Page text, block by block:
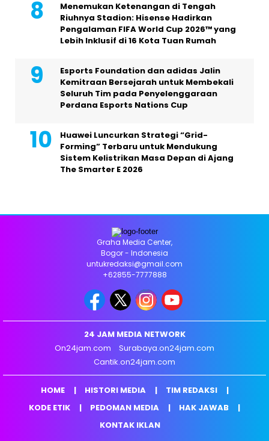
Menemukan Ketenangan di Tengah
Riuhnya Stadion: Hisense Hadirkan
Pengalaman FIFA World Cup 2026™ yang
Lebih Inklusif di 16 Kota Tuan Rumah
Esports Foundation dan adidas Jalin
Kemitraan Bersejarah untuk Membekali
Seluruh Tim pada Penyelenggaraan
Perdana Esports Nations Cup
Huawei Luncurkan Strategi “Grid-
Forming” Terbaru untuk Mendukung
Sistem Kelistrikan Masa Depan di Ajang
The Smarter E 2026
Graha Media Center,
Bogor - Indonesia
untukredaksi@gmail.com
+62855-7777888
24 JAM MEDIA NETWORK
On24jam.com
Surabaya.on24jam.com
Cantik.on24jam.com
HOME HISTORI MEDIA
TIM REDAKSI
KODE ETIK
PEDOMAN MEDIA
HAK JAWAB
KONTAK IKLAN